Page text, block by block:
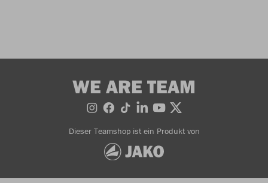
WE ARE TEAM
Dieser Teamshop ist ein Produkt von